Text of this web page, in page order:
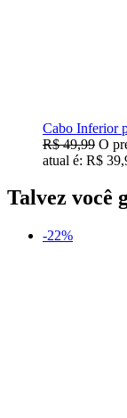
Cabo Inferior
R$49,99 O
atual é: R$
Talvez você
-22%